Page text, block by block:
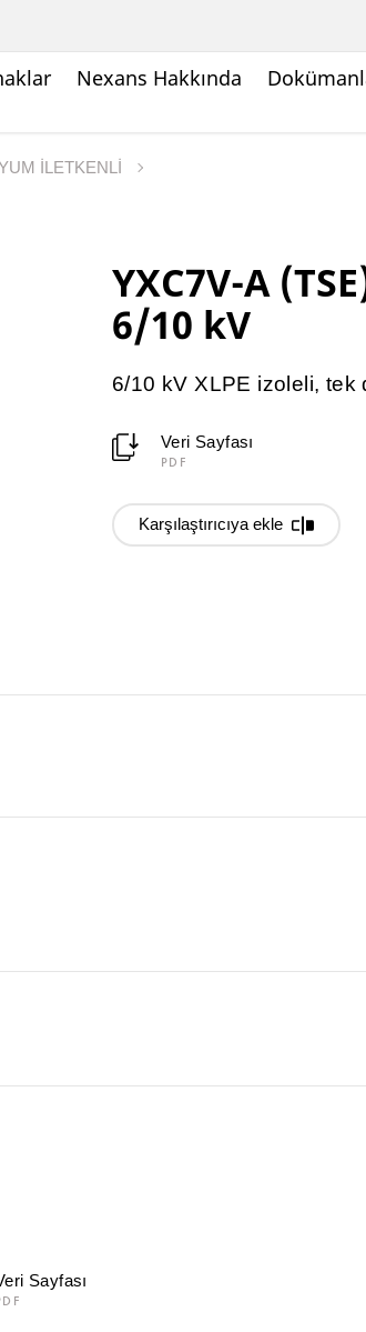
Nexans Hakkında
İLETKENLİ
YXC7V-A
6/10 kV
6/10 kV XLPE izoleli, tek
Veri Sayfası
PDF
Karşılaştırıcıya ekle
Sayfası